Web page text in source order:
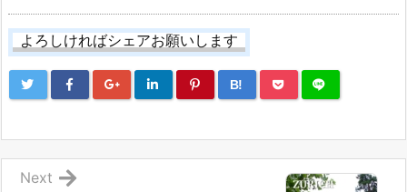
よろしければシェアお願いします
B!
Next